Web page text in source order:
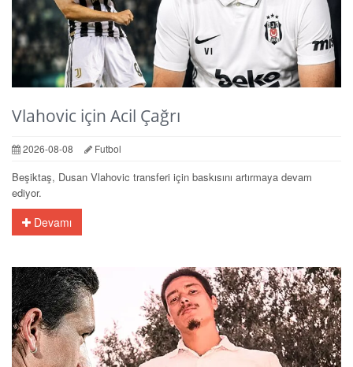
Vlahovic için Acil Çağrı
2026-08-08 Futbol
Beşiktaş, Dusan Vlahovic transferi için baskısını artırmaya devam
ediyor.
Devamı